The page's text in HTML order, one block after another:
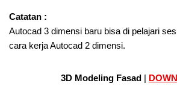
Catatan :
Autocad 3 dimensi baru bisa di pelajari
cara kerja Autocad 2 dimensi.
3D Modeling Fasad |